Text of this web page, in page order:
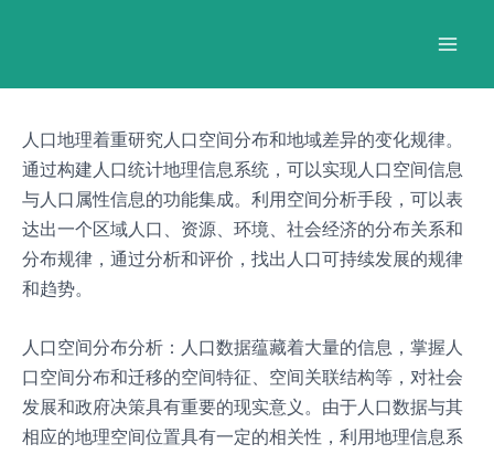
人口地理着重研究人口空间分布和地域差异的变化规律。
通过构建人口统计地理信息系统，可以实现人口空间信息
与人口属性信息的功能集成。利用空间分析手段，可以表
达出一个区域人口、资源、环境、社会经济的分布关系和
分布规律，通过分析和评价，找出人口可持续发展的规律
和趋势。
人口空间分布分析：人口数据蕴藏着大量的信息，掌握人
口空间分布和迁移的空间特征、空间关联结构等，对社会
发展和政府决策具有重要的现实意义。由于人口数据与其
相应的地理空间位置具有一定的相关性，利用地理信息系